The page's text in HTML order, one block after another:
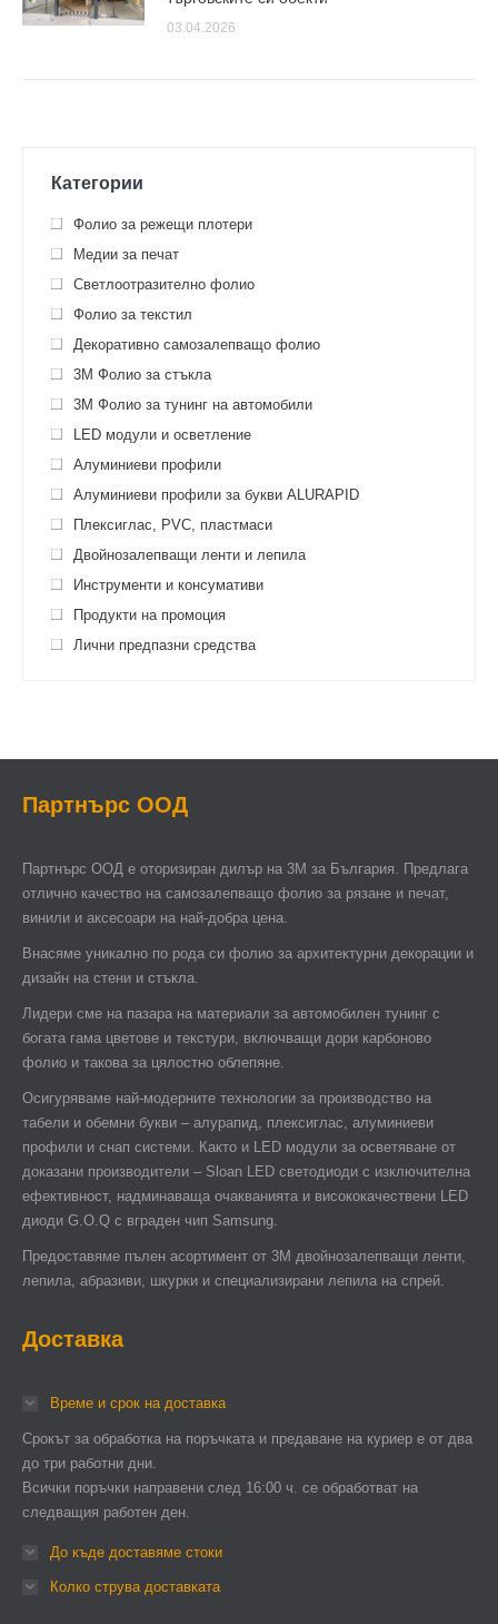
03.04.2026
Категории
Фолио за режещи плотери
Медии за печат
Светлоотразително фолио
Фолио за текстил
Декоративно самозалепващо фолио
3M Фолио за стъкла
3M Фолио за тунинг на автомобили
LED модули и осветление
Алуминиеви профили
Алуминиеви профили за букви ALURAPID
Плексиглас, PVC, пластмаси
Двойнозалепващи ленти и лепила
Инструменти и консумативи
Продукти на промоция
Лични предпазни средства
Партнърс ООД
Партнърс ООД e оторизиран дилър на 3М за България. Предлага
отлично качество на самозалепващо фолио за рязане и печат,
винили и аксесоари на най-добра цена.
Внасяме уникално по рода си фолио за архитектурни декорации и
дизайн на стени и стъкла.
Лидери сме на пазара на материали за автомобилен тунинг с
богата гама цветове и текстури, включващи дори карбоново
фолио и такова за цялостно облепяне.
Осигуряваме най-модерните технологии за производство на
табели и обемни букви – алурапид, плексиглас, алуминиеви
профили и снап системи. Както и LED модули за осветяване от
доказани производители – Sloan LED светодиоди с изключителна
ефективност, надминаваща очакванията и висококачествени LED
диоди G.O.Q с вграден чип Samsung.
Предоставяме пълен асортимент от 3М двойнозалепващи ленти,
лепила, абразиви, шкурки и специализирани лепила на спрей.
Доставка
Време и срок на доставка
Срокът за обработка на поръчката и предаване на куриер е от два
до три работни дни.
Всички поръчки направени след 16:00 ч. се обработват на
следващия работен ден.
До къде доставяме стоки
Колко струва доставката